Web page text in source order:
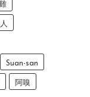
Suan-san
阿嗅